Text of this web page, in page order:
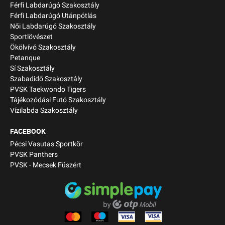
Férfi Labdarúgó Szakosztály
Férfi Labdarúgó Utánpótlás
Női Labdarúgó Szakosztály
Sportlövészet
Ökölvívó Szakosztály
Petanque
Sí Szakosztály
Szabadidő Szakosztály
PVSK Taekwondo Tigers
Tájékozódási Futó Szakosztály
Vízilabda Szakosztály
FACEBOOK
Pécsi Vasutas Sportkör
PVSK Panthers
PVSK - Mecsek Füszért